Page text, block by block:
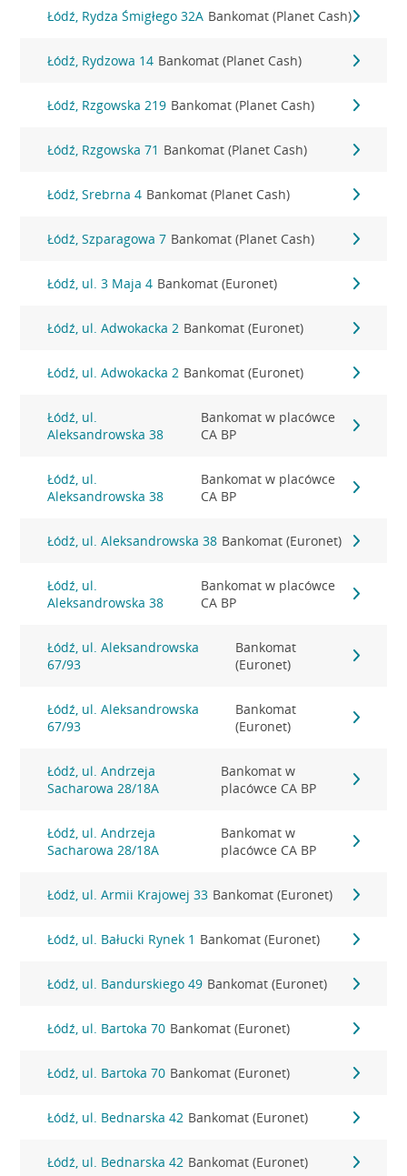
Łódź, Rydza Śmigłego 32A Bankomat (Planet Cash)
Łódź, Rydzowa 14 Bankomat (Planet Cash)
Łódź, Rzgowska 219 Bankomat (Planet Cash)
Łódź, Rzgowska 71 Bankomat (Planet Cash)
Łódź, Srebrna 4 Bankomat (Planet Cash)
Łódź, Szparagowa 7 Bankomat (Planet Cash)
Łódź, ul. 3 Maja 4 Bankomat (Euronet)
Łódź, ul. Adwokacka 2 Bankomat (Euronet)
Łódź, ul. Adwokacka 2 Bankomat (Euronet)
Łódź, ul.
Aleksandrowska 38
Bankomat w placówce
CA BP
Łódź, ul.
Aleksandrowska 38
Bankomat w placówce
CA BP
Łódź, ul. Aleksandrowska 38 Bankomat (Euronet)
Łódź, ul.
Aleksandrowska 38
Bankomat w placówce
CA BP
Łódź, ul. Aleksandrowska
67/93
Bankomat
(Euronet)
Łódź, ul. Aleksandrowska
67/93
Bankomat
(Euronet)
Łódź, ul. Andrzeja
Sacharowa 28/18A
Bankomat w
placówce CA BP
Łódź, ul. Andrzeja
Sacharowa 28/18A
Bankomat w
placówce CA BP
Łódź, ul. Armii Krajowej 33 Bankomat (Euronet)
Łódź, ul. Bałucki Rynek 1 Bankomat (Euronet)
Łódź, ul. Bandurskiego 49 Bankomat (Euronet)
Łódź, ul. Bartoka 70 Bankomat (Euronet)
Łódź, ul. Bartoka 70 Bankomat (Euronet)
Łódź, ul. Bednarska 42 Bankomat (Euronet)
Łódź, ul. Bednarska 42 Bankomat (Euronet)